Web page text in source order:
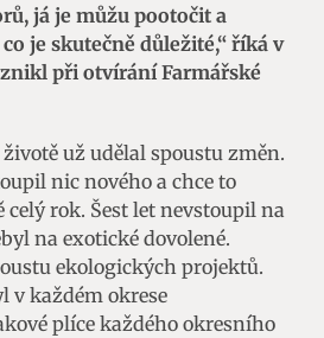
já je můžu pootočit a
je skutečně důležité,“ říká v
při otvírání Farmářské
už udělal spoustu změn.
nic nového a chce to
rok. Šest let nevstoupil na
na exotické dovolené.
ekologických projektů.
v každém okrese
plíce každého okresního